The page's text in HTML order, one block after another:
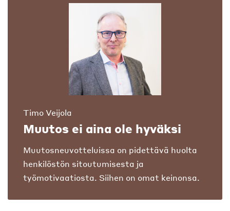
Timo Veijola
Muutos ei aina ole hyväksi
Muutosneuvotteluissa on pidettävä huolta
henkilöstön sitoutumisesta ja
työmotivaatiosta. Siihen on omat keinonsa.